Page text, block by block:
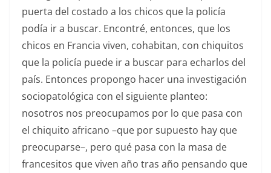
puerta del costado a los chicos que la policía
podía ir a buscar. Encontré, entonces, que los
chicos en Francia viven, cohabitan, con chiquitos
que la policía puede ir a buscar para echarlos del
país. Entonces propongo hacer una investigación
sociopatológica con el siguiente planteo:
nosotros nos preocupamos por lo que pasa con
el chiquito africano –que por supuesto hay que
preocuparse–, pero qué pasa con la masa de
francesitos que viven año tras año pensando que